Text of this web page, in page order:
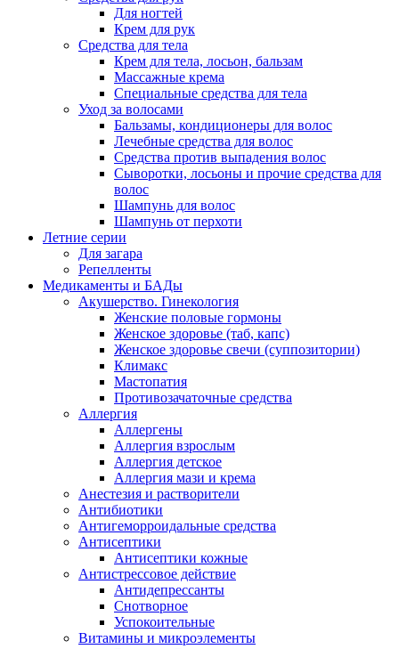
Для ногтей
Крем для рук
Средства для тела
Крем для тела, лосьон, бальзам
Массажные крема
Специальные средства для тела
Уход за волосами
Бальзамы, кондиционеры для волос
Лечебные средства для волос
Средства против выпадения волос
Сыворотки, лосьоны и прочие средства для
волос
Шампунь для волос
Шампунь от перхоти
Летние серии
Для загара
Репелленты
Медикаменты и БАДы
Акушерство. Гинекология
Женские половые гормоны
Женское здоровье (таб, капс)
Женское здоровье свечи (суппозитории)
Климакс
Мастопатия
Противозачаточные средства
Аллергия
Аллергены
Аллергия взрослым
Аллергия детское
Аллергия мази и крема
Анестезия и растворители
Антибиотики
Антигеморроидальные средства
Антисептики
Антисептики кожные
Антистрессовое действие
Антидепрессанты
Снотворное
Успокоительные
Витамины и микроэлементы